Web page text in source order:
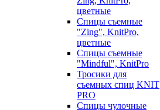
цветные
Спицы съемные
"Zing", KnitPro,
цветные
Спицы съемные
"Mindful", KnitPro
Тросики для
съемных спиц KNIT
PRO
Спицы чулочные